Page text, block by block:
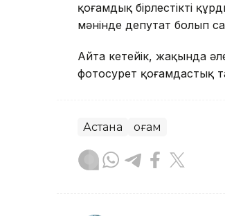
қоғамдық бірлестікті
мәнінде депутат болып
Айта кетейік, жақында
фотосурет қоғамдастық
Астана Қоғам